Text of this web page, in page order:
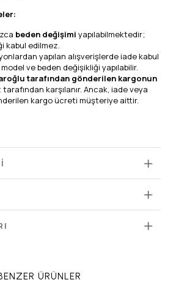
beden değişimi yapılabilmektedir;
kabul edilmez.
yapılan alışverişlerde iade kabul
ve beden değişikliği yapılabilir.
tarafından gönderilen kargonun
tarafından karşılanır. Ancak, iade veya
kargo ücreti müşteriye aittir.
ÜRÜNLER